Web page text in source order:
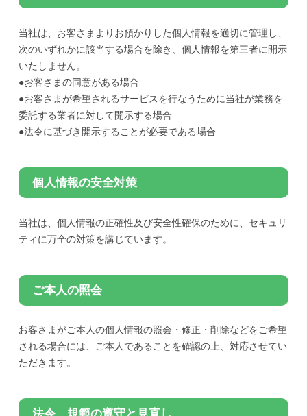
当社は、お客さまよりお預かりした個人情報を適切に管理し、
次のいずれかに該当する場合を除き、個人情報を第三者に開示
いたしません。
●お客さまの同意がある場合
●お客さまが希望されるサービスを行なうために当社が業務を
委託する業者に対して開示する場合
●法令に基づき開示することが必要である場合
個人情報の安全対策
当社は、個人情報の正確性及び安全性確保のために、セキュリ
ティに万全の対策を講じています。
ご本人の照会
お客さまがご本人の個人情報の照会・修正・削除などをご希望
される場合には、ご本人であることを確認の上、対応させてい
ただきます。